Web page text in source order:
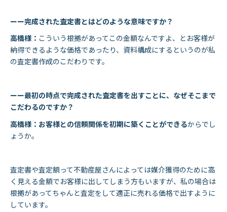
ーー完成された査定書とはどのような意味ですか？
高橋様： こういう根拠があってこの金額なんですよ、とお客様が
納得できるような価格であったり、資料構成にするというのが私
の査定書作成のこだわりです。
ーー最初の時点で完成された査定書を出すことに、なぜそこまで
こだわるのですか？
高橋様：お客様との信頼関係を初期に築くことができるからでし
ょうか。
査定書や査定額って不動産屋さんによっては媒介獲得のために高
く見える金額でお客様に出してしまう方もいますが、私の場合は
根拠があってちゃんと査定をして適正に売れる価格で出すように
しています。